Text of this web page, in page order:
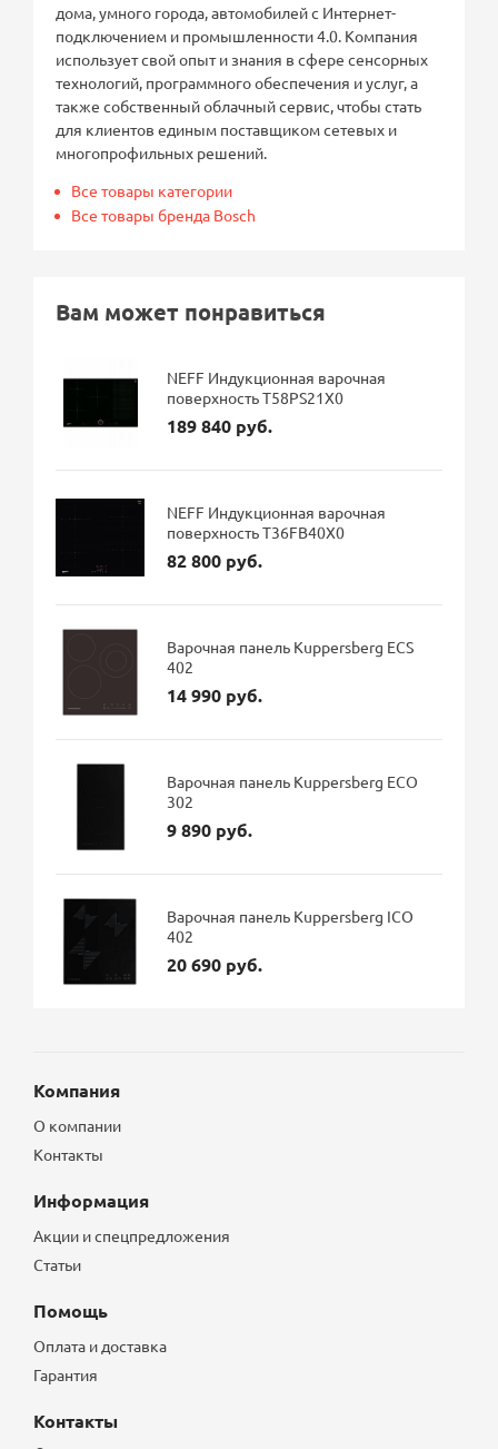
дома, умного города, автомобилей с Интернет-
подключением и промышленности 4.0. Компания
использует свой опыт и знания в сфере сенсорных
технологий, программного обеспечения и услуг, а
также собственный облачный сервис, чтобы стать
для клиентов единым поставщиком сетевых и
многопрофильных решений.
Все товары категории
Все товары бренда Bosch
Вам может понравиться
NEFF Индукционная варочная
поверхность T58PS21X0
189 840 руб.
NEFF Индукционная варочная
поверхность T36FB40X0
82 800 руб.
Варочная панель Kuppersberg ECS
402
14 990 руб.
Варочная панель Kuppersberg ECO
302
9 890 руб.
Варочная панель Kuppersberg ICO
402
20 690 руб.
Компания
О компании
Контакты
Информация
Акции и спецпредложения
Статьи
Помощь
Оплата и доставка
Гарантия
Контакты